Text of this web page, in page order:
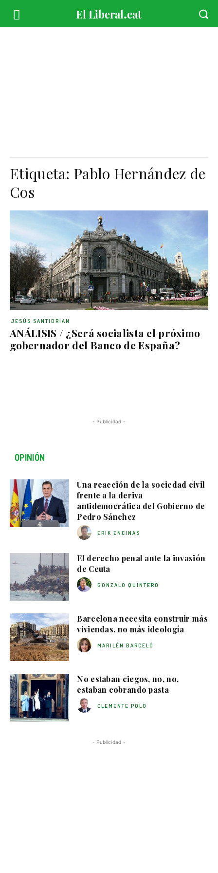
Etiqueta: Pablo Hernández de
Cos
ANÁLISIS / ¿Será socialista el próximo
gobernador del Banco de España?
JESÚS SANTIDRIAN
- Publicidad -
OPINIÓN
Una reacción de la sociedad civil
frente a la deriva
antidemocrática del Gobierno de
Pedro Sánchez
ERIK ENCINAS
El derecho penal ante la invasión
de Ceuta
GONZALO QUINTERO
Barcelona necesita construir más
viviendas, no más ideología
MARILÉN BARCELÓ
No estaban ciegos, no, no,
estaban cobrando pasta
CLEMENTE POLO
- Publicidad -